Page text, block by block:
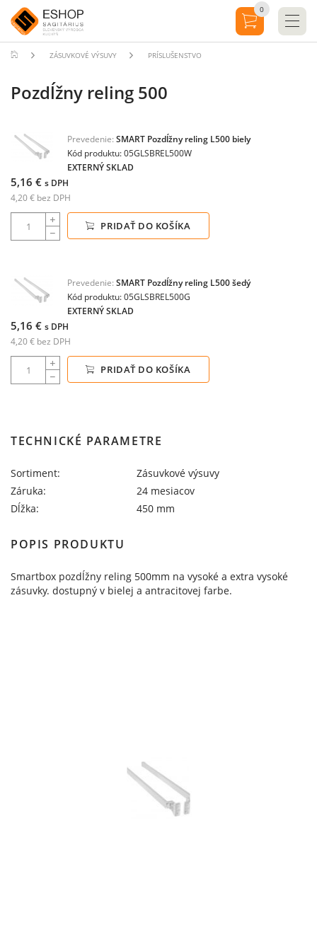
ZÁSUVKOVÉ VÝSUVY PRÍSLUŠENSTVO
Pozdĺžny reling 500
Prevedenie: SMART Pozdĺžny reling L500 biely
Kód produktu: 05GLSBREL500W
EXTERNÝ SKLAD
5,16 € s DPH
4,20 € bez DPH
PRIDAŤ DO KOŠÍKA
Prevedenie: SMART Pozdĺžny reling L500 šedý
Kód produktu: 05GLSBREL500G
EXTERNÝ SKLAD
5,16 € s DPH
4,20 € bez DPH
PRIDAŤ DO KOŠÍKA
TECHNICKÉ PARAMETRE
Sortiment:
Zásuvkové výsuvy
Záruka:
24 mesiacov
Dĺžka:
450 mm
POPIS PRODUKTU
Smartbox pozdĺžny reling 500mm na vysoké a extra vysoké
zásuvky. dostupný v bielej a antracitovej farbe.
0